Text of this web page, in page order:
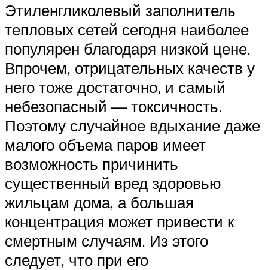
Этиленгликолевый заполнитель
тепловых сетей сегодня наиболее
популярен благодаря низкой цене.
Впрочем, отрицательных качеств у
него тоже достаточно, и самый
небезопасный — токсичность.
Поэтому случайное вдыхание даже
малого объема паров имеет
возможность причинить
существенный вред здоровью
жильцам дома, а большая
концентрация может привести к
смертным случаям. Из этого
следует, что при его